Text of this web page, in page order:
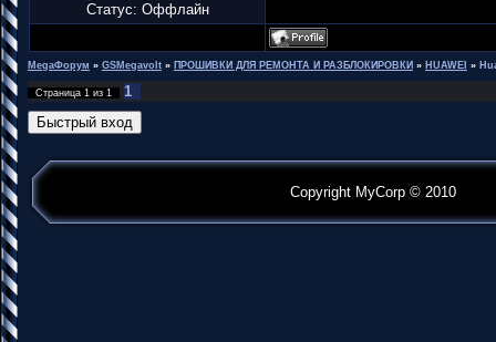
Статус: Оффлайн
MegaФорум » GSMegavolt » ПРОШИВКИ ДЛЯ РЕМОНТА И РАЗБЛОКИРОВКИ » HUAWEI »
Страница 1 из 1 1
Copyright MyCorp © 2010